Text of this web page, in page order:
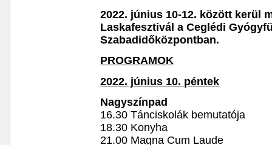
2022. június 10-12. között kerül
Laskafesztivál a Ceglédi
Szabadidőközpontban.
PROGRAMOK
2022. június 10. péntek
Nagyszínpad
16.30 Tánciskolák bemutatója
18.30 Konyha
21.00 Magna Cum Laude